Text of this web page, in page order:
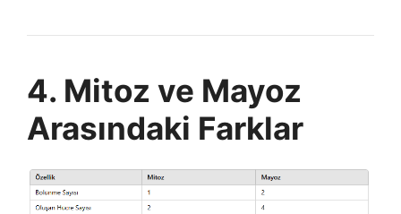
4. Mitoz ve Mayoz
Arasındaki Farklar